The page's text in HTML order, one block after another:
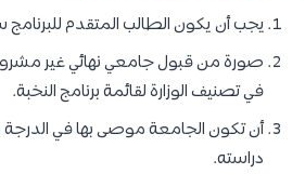
يجب أن يكون الطالب المتقدم
في تصنيف الوزارة لقائمة برنامج النخبة.
أن تكون الجامعة موصى بها في
دراسته.